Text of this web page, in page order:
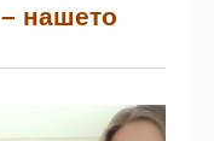
нашето